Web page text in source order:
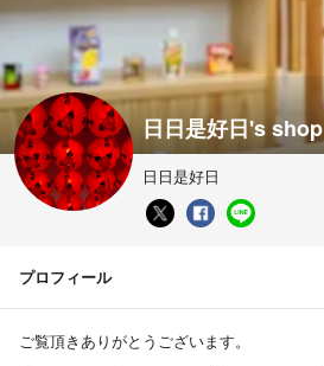
日日是好日's shop
日日是好日
プロフィール
ご覧頂きありがとうございます。